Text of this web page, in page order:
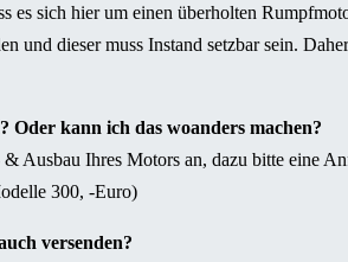
es sich hier um einen überholten
und dieser muss Instand setzbar sein.
Oder kann ich das woanders machen?
Ausbau Ihres Motors an, dazu bitte eine
300, -Euro)
versenden?